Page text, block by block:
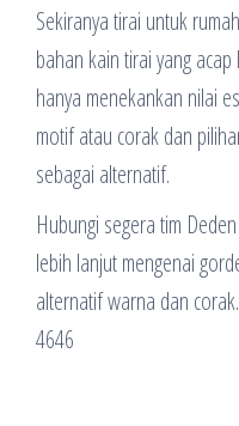
Sekiranya tirai untuk
bahan kain tirai yang
hanya menekankan nilai
motif atau corak dan
sebagai alternatif.
Hubungi segera tim
lebih lanjut mengenai
alternatif warna dan
4646